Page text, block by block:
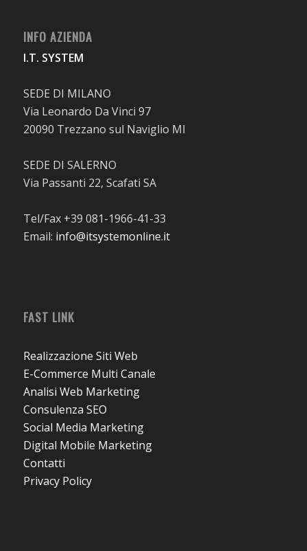
INFO AZIENDA
I.T. SYSTEM
SEDE DI MILANO
Via Leonardo Da Vinci 97
20090 Trezzano sul Naviglio MI
SEDE DI SALERNO
Via Passanti 22, Scafati SA
Tel/Fax +39 081-1966-41-33
Email: info@itsystemonline.it
FAST LINK
Realizzazione Siti Web
E-Commerce Multi Canale
Analisi Web Marketing
Consulenza SEO
Social Media Marketing
Digital Mobile Marketing
Contatti
Privacy Policy